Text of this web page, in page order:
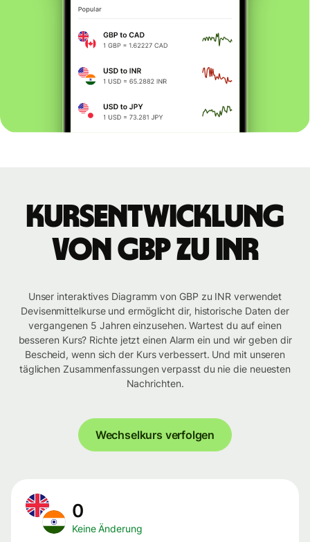
Kursentwicklung
von GBP zu INR
Unser interaktives Diagramm von GBP zu INR verwendet
Devisenmittelkurse und ermöglicht dir, historische Daten der
vergangenen 5 Jahren einzusehen. Wartest du auf einen
besseren Kurs? Richte jetzt einen Alarm ein und wir geben dir
Bescheid, wenn sich der Kurs verbessert. Und mit unseren
täglichen Zusammenfassungen verpasst du nie die neuesten
Nachrichten.
Wechselkurs verfolgen
0
Keine Änderung